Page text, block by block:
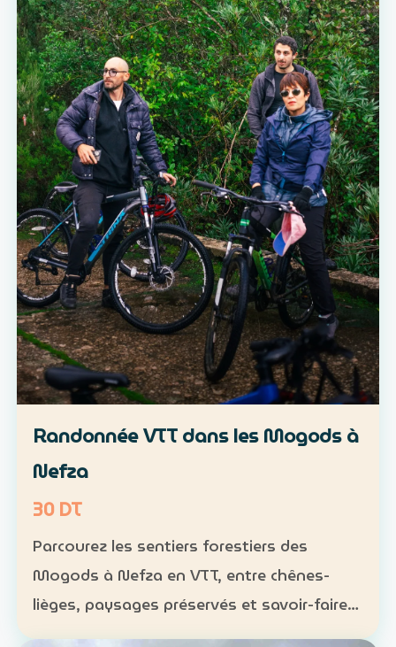
Randonnée VTT dans les Mogods à
Nefza
30 DT
Parcourez les sentiers forestiers des
Mogods à Nefza en VTT, entre chênes-
lièges, paysages préservés et savoir-faire
local. VTT : 1 h à 1 h 30, niveau